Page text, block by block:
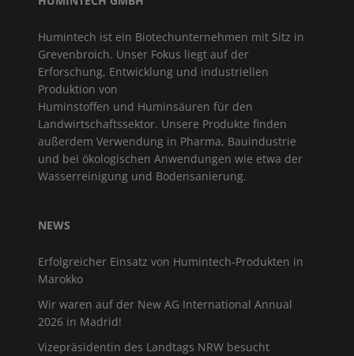
Humintech ist ein Biotechunternehmen mit Sitz in
Grevenbroich. Unser Fokus liegt auf der
Erforschung, Entwicklung und industriellen
Produktion von
Huminstoffen und Huminsäuren für den
Landwirtschaftssektor. Unsere Produkte finden
außerdem Verwendung in Pharma, Bauindustrie
und bei ökologischen Anwendungen wie etwa der
Wasserreinigung und Bodensanierung.
NEWS
Erfolgreicher Einsatz von Humintech-Produkten in
Marokko
Wir waren auf der New AG International Annual
2026 in Madrid!
Vizepräsidentin des Landtags NRW besucht